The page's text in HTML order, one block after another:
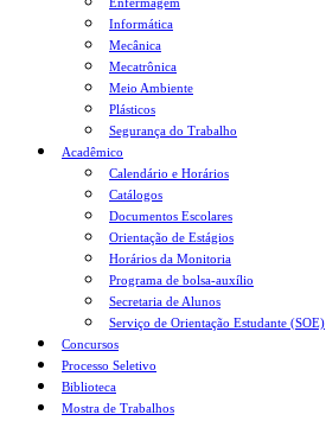
Informática
Mecânica
Mecatrônica
Meio Ambiente
Plásticos
Segurança do Trabalho
Acadêmico
Calendário e Horários
Catálogos
Documentos Escolares
Orientação de Estágios
Horários da Monitoria
Programa de bolsa-auxílio
Secretaria de Alunos
Serviço de Orientação Estudante (SOE)
Concursos
Processo Seletivo
Biblioteca
Mostra de Trabalhos